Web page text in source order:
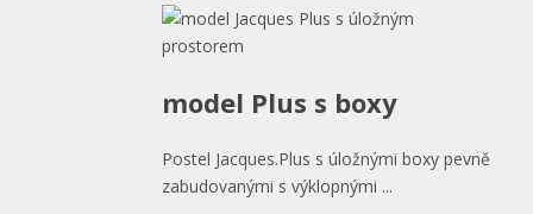
model Plus s boxy
Postel Jacques.Plus s úložnými boxy pevně
zabudovanými s výklopnými ...